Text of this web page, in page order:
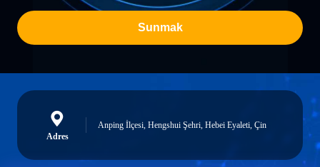
Sunmak
Adres
Anping İlçesi, Hengshui Şehri, Hebei Eyaleti, Çin